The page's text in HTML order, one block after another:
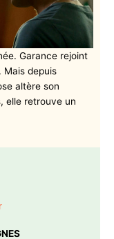
Garance rejoint
Mais depuis
altère son
elle retrouve un